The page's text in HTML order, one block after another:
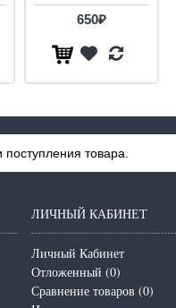
650₽
товара.
ЛИЧНЫЙ КАБИНЕТ
Личный Кабинет
Отложенный (0)
Сравнение товаров (0)